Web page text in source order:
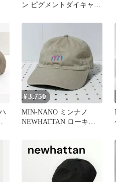
ン ピグメントダイキャッ
グリーン
¥3,750
MIN-NANO ミンナノ
NEWHATTAN ローキャ